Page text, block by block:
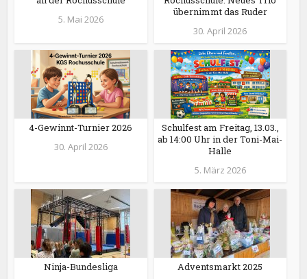
5. Mai 2026
übernimmt das Ruder
30. April 2026
4-Gewinnt-Turnier 2026
30. April 2026
Schulfest am Freitag, 13.03.,
ab 14:00 Uhr in der Toni-Mai-
Halle
5. März 2026
Ninja-Bundesliga
Adventsmarkt 2025